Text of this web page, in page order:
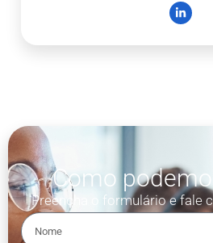
Como
Preencha o formulário e fale